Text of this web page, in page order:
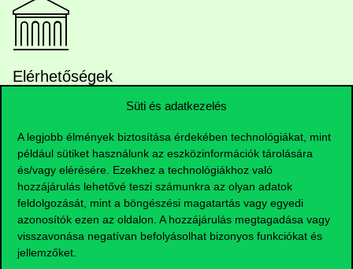
Süti és adatkezelés
A legjobb élmények biztosítása érdekében technológiákat, mint
például sütiket használunk az eszközinformációk tárolására
és/vagy elérésére. Ezekhez a technológiákhoz való
hozzájárulás lehetővé teszi számunkra az olyan adatok
feldolgozását, mint a böngészési magatartás vagy egyedi
azonosítók ezen az oldalon. A hozzájárulás megtagadása vagy
visszavonása negatívan befolyásolhat bizonyos funkciókat és
jellemzőket.
Elérhetőségek
Telefonszám:+36 1 482 5000
Kérdésed van a felvételivel kapcsolatban?
Oktatói elérhetőségek
HUB jelenlegi hallgatóinknak